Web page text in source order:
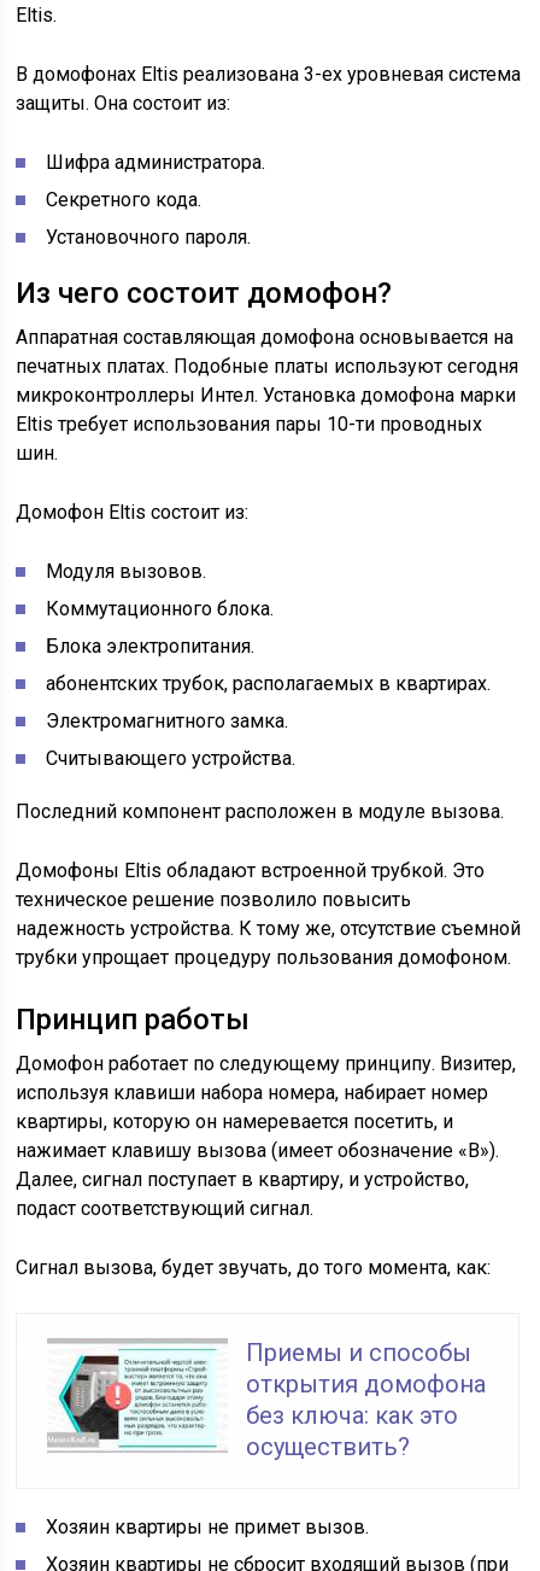
Eltis.
В домофонах Eltis реализована 3-ех уровневая система
защиты. Она состоит из:
Шифра администратора.
Секретного кода.
Установочного пароля.
Из чего состоит домофон?
Аппаратная составляющая домофона основывается на
печатных платах. Подобные платы используют сегодня
микроконтроллеры Интел. Установка домофона марки
Eltis требует использования пары 10-ти проводных
шин.
Домофон Eltis состоит из:
Модуля вызовов.
Коммутационного блока.
Блока электропитания.
абонентских трубок, располагаемых в квартирах.
Электромагнитного замка.
Считывающего устройства.
Последний компонент расположен в модуле вызова.
Домофоны Eltis обладают встроенной трубкой. Это
техническое решение позволило повысить
надежность устройства. К тому же, отсутствие съемной
трубки упрощает процедуру пользования домофоном.
Принцип работы
Домофон работает по следующему принципу. Визитер,
используя клавиши набора номера, набирает номер
квартиры, которую он намеревается посетить, и
нажимает клавишу вызова (имеет обозначение «В»).
Далее, сигнал поступает в квартиру, и устройство,
подаст соответствующий сигнал.
Сигнал вызова, будет звучать, до того момента, как:
Приемы и способы
открытия домофона
без ключа: как это
осуществить?
Хозяин квартиры не примет вызов.
Хозяин квартиры не сбросит входящий вызов (при